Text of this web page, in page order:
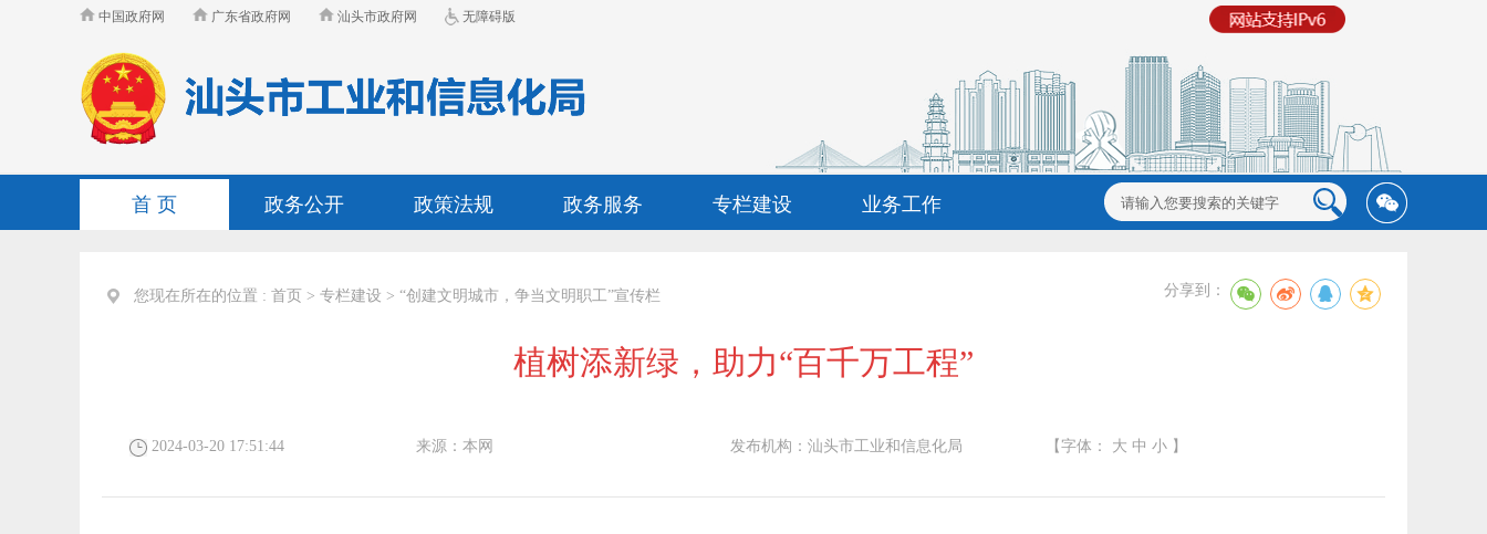
中国政府网 广东省政府网 汕头市政府网 无障碍版
首 页 政务公开 政策法规 政务服务 专栏建设 业务工作
您现在所在的位置 : 首页 > 专栏建设 > “创建文明城市，争当文明职工”宣传栏 分享到：
植树添新绿，助力“百千万工程”
2024-03-20 17:51:44 来源：本网 发布机构：汕头市工业和信息化局 【字体： 大 中 小 】